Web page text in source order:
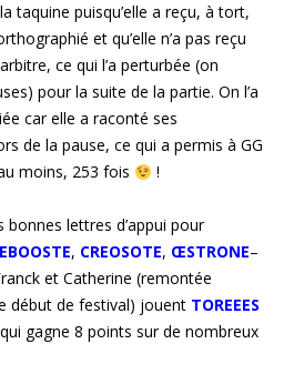
taquine puisqu’elle a reçu, à tort,
et qu’elle n’a pas reçu
ce qui l’a perturbée (on
pour la suite de la partie. On l’a
car elle a raconté ses
de la pause, ce qui a permis à GG
moins, 253 fois
!
bonnes lettres d’appui pour
, CREOSOTE, ŒSTRONE–
et Catherine (remontée
début de festival) jouent TOREEES
gagne 8 points sur de nombreux